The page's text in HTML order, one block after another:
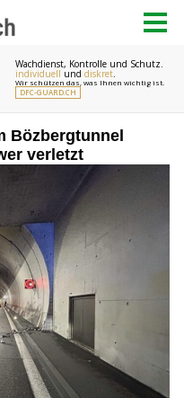
Bözbergtunnel
verletzt